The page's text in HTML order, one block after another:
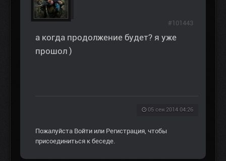
а когда продолжение будет? я уже
прошол )
05 сен 2014 04:26
#101443
Пожалуйста Войти или Регистрация , чтобы
присоединиться к беседе.